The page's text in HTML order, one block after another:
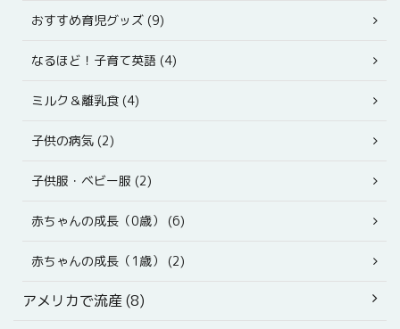
おすすめ育児グッズ (9)
なるほど！子育て英語 (4)
ミルク＆離乳食 (4)
子供の病気 (2)
子供服・ベビー服 (2)
赤ちゃんの成長（0歳） (6)
赤ちゃんの成長（1歳） (2)
アメリカで流産 (8)